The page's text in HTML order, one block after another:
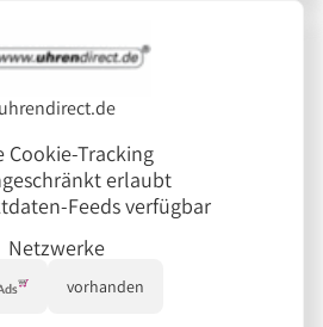
uhrendirect.de
Cookie-Tracking
erlaubt
Feeds verfügbar
Netzwerke
vorhanden